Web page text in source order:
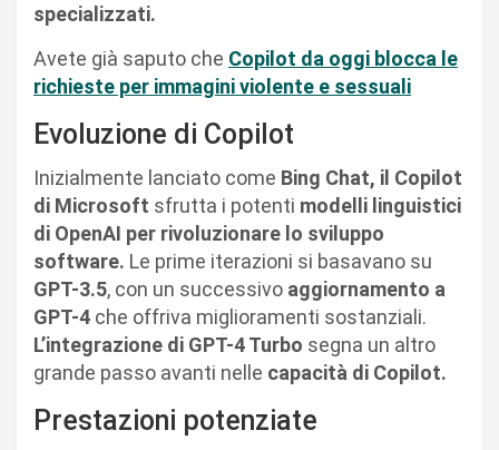
specializzati.
Avete già saputo che Copilot da oggi blocca le
richieste per immagini violente e sessuali
Evoluzione di Copilot
Inizialmente lanciato come Bing Chat, il Copilot
di Microsoft sfrutta i potenti modelli linguistici
di OpenAI per rivoluzionare lo sviluppo
software. Le prime iterazioni si basavano su
GPT-3.5, con un successivo aggiornamento a
GPT-4 che offriva miglioramenti sostanziali.
L’integrazione di GPT-4 Turbo segna un altro
grande passo avanti nelle capacità di Copilot.
Prestazioni potenziate